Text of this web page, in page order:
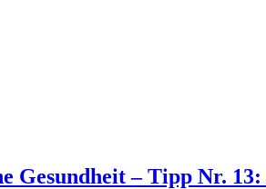
Gesundheit – Tipp Nr.